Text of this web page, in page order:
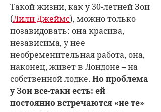
Такой жизни, как у 30-летней Зои
(Лили Джеймс), можно только
позавидовать: она красива,
независима, у нее
необременительная работа, она,
наконец, живет в Лондоне – на
собственной лодке. Но проблема
у Зои все-таки есть: ей
постоянно встречаются «не те»